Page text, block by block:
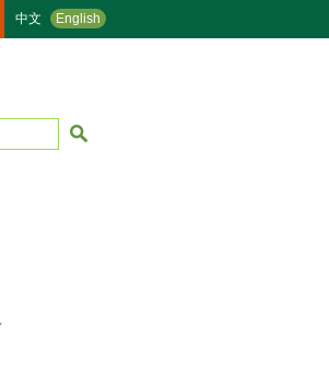
中文 English